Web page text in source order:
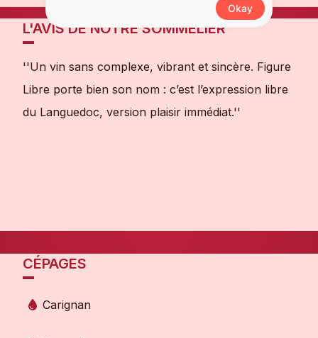
L'AVIS DE NOTRE SOMMELIER
''Un vin sans complexe, vibrant et sincère. Figure
Libre porte bien son nom : c’est l’expression libre
du Languedoc, version plaisir immédiat.''
CÉPAGES
Carignan
Okay